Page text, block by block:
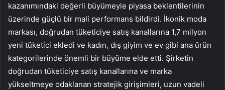
kazanımındaki değerli büyümeyle piyasa beklentilerinin
üzerinde güçlü bir mali performans bildirdi. İkonik moda
markası, doğrudan tüketiciye satış kanallarına 1,7 milyon
yeni tüketici ekledi ve kadın, dış giyim ve ev gibi ana ürün
kategorilerinde önemli bir büyüme elde etti. Şirketin
doğrudan tüketiciye satış kanallarına ve marka
yükseltmeye odaklanan stratejik girişimleri, uzun vadeli